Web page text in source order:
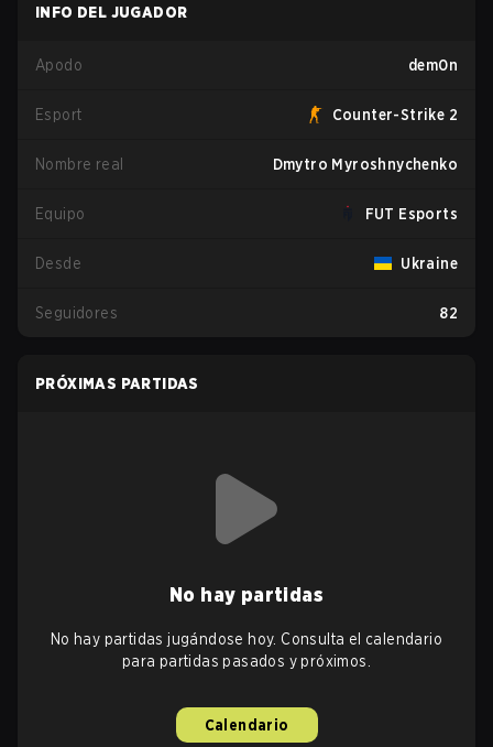
INFO DEL JUGADOR
Apodo dem0n
Esport Counter-Strike 2
Nombre real Dmytro Myroshnychenko
Equipo FUT Esports
Desde Ukraine
Seguidores 82
PRÓXIMAS PARTIDAS
No hay partidas
No hay partidas jugándose hoy. Consulta el calendario
para partidas pasados y próximos.
Calendario